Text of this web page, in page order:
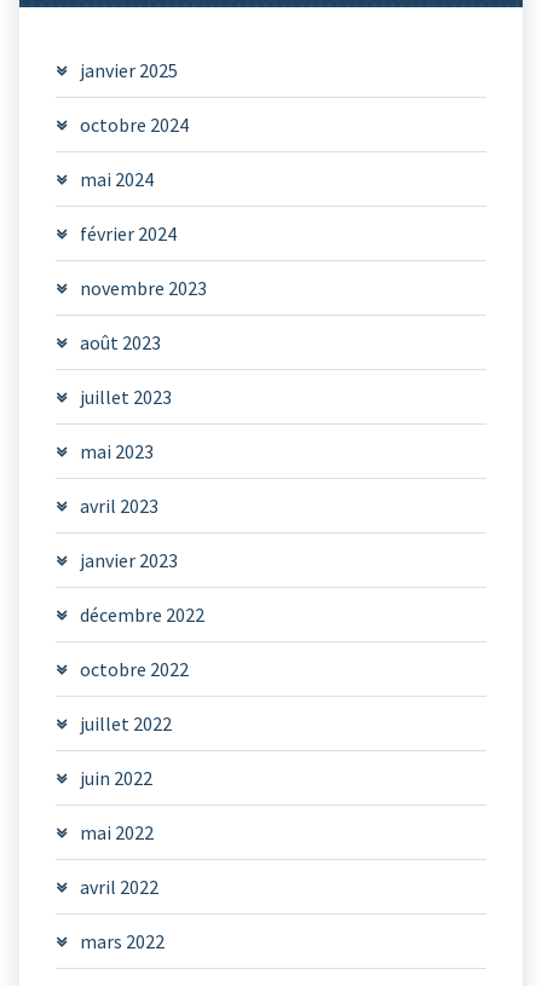
janvier 2025
octobre 2024
mai 2024
février 2024
novembre 2023
août 2023
juillet 2023
mai 2023
avril 2023
janvier 2023
décembre 2022
octobre 2022
juillet 2022
juin 2022
mai 2022
avril 2022
mars 2022